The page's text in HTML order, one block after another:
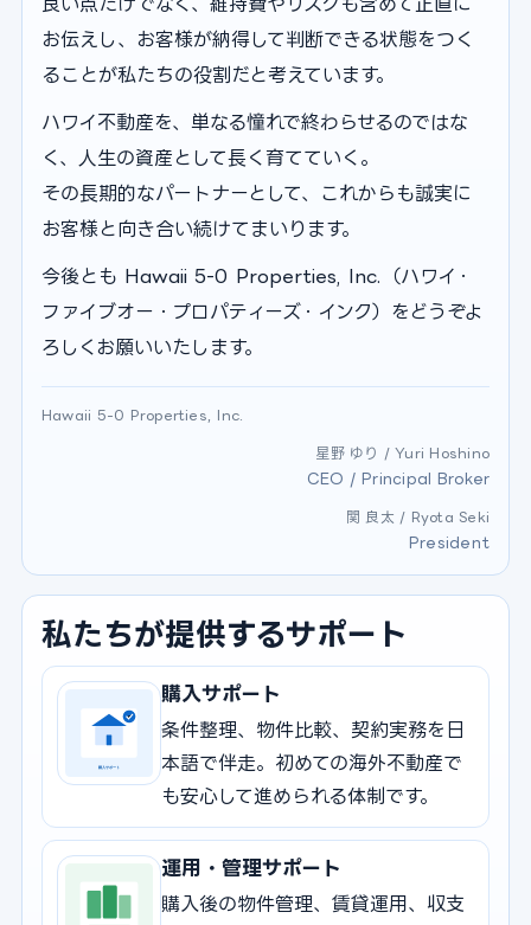
お伝えし、お客様が納得して判断できる状態をつく
ることが私たちの役割だと考えています。
ハワイ不動産を、単なる憧れで終わらせるのではな
く、人生の資産として長く育てていく。
その長期的なパートナーとして、これからも誠実に
お客様と向き合い続けてまいります。
今後とも Hawaii 5-0 Properties, Inc.（ハワイ・
ファイブオー・プロパティーズ・インク）をどうぞよ
ろしくお願いいたします。
Hawaii 5-0 Properties, Inc.
星野 ゆり / Yuri Hoshino
CEO / Principal Broker
関 良太 / Ryota Seki
President
私たちが提供するサポート
購入サポート
条件整理、物件比較、契約実務を日
本語で伴走。初めての海外不動産で
も安心して進められる体制です。
運用・管理サポート
購入後の物件管理、賃貸運用、収支